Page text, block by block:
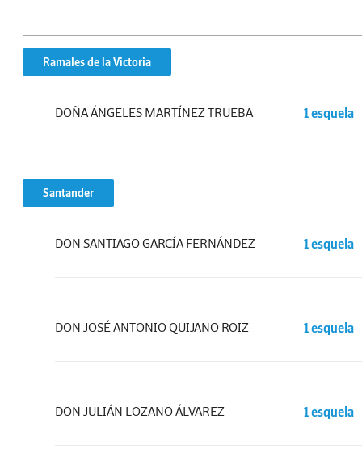
Ramales de la Victoria
DOÑA ÁNGELES MARTÍNEZ TRUEBA 1 esquela
Santander
DON SANTIAGO GARCÍA FERNÁNDEZ 1 esquela
DON JOSÉ ANTONIO QUIJANO ROIZ 1 esquela
DON JULIÁN LOZANO ÁLVAREZ 1 esquela